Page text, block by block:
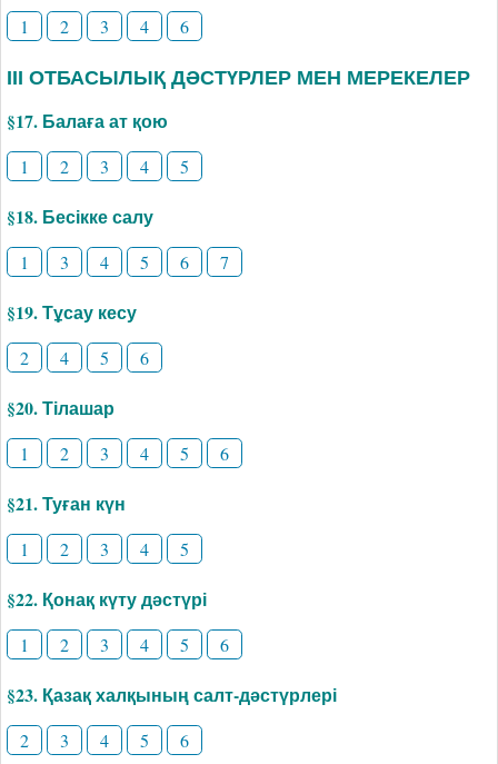
1 2 3 4 6
ІІІ ОТБАСЫЛЫҚ ДӘСТҮРЛЕР МЕН МЕРЕКЕЛЕР
§17. Балаға ат қою
1 2 3 4 5
§18. Бесікке салу
1 3 4 5 6 7
§19. Тұсау кесу
2 4 5 6
§20. Тілашар
1 2 3 4 5 6
§21. Туған күн
1 2 3 4 5
§22. Қонақ күту дәстүрі
1 2 3 4 5 6
§23. Қазақ халқының салт-дәстүрлері
2 3 4 5 6